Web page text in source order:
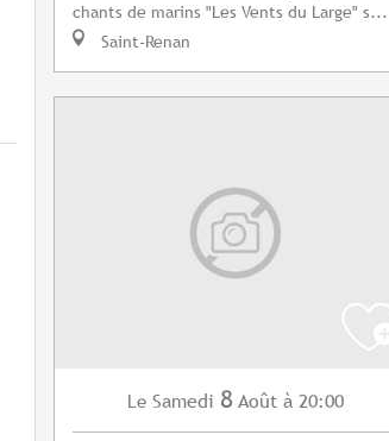
chants de marins "Les Vents du Large" s...
Saint-Renan
Le Samedi 8 Août à 20:00